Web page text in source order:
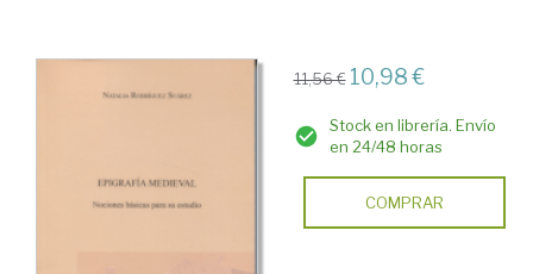
Estudios
Locales
11,56 € 10,98 €
Stock en librería. Envío
en 24/48 horas
COMPRAR